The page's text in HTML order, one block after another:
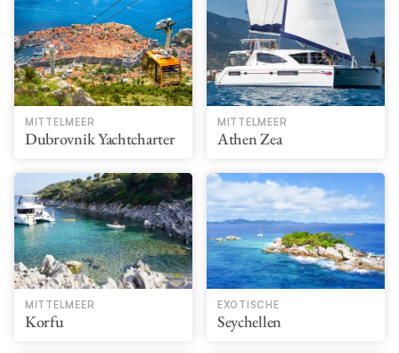
MITTELMEER
Dubrovnik Yachtcharter
MITTELMEER
Athen Zea
MITTELMEER
Korfu
EXOTISCHE
Seychellen